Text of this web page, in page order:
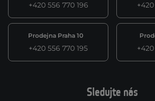
+420 556 770 196
Prodejna Praha 10
+420 556 770 195
Sledujte nás